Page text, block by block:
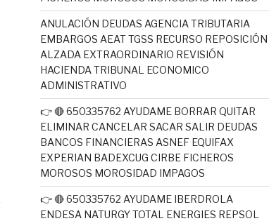
ANULACIÓN DEUDAS AGENCIA TRIBUTARIA
EMBARGOS AEAT TGSS RECURSO REPOSICIÓN
ALZADA EXTRAORDINARIO REVISIÓN
HACIENDA TRIBUNAL ECONOMICO
ADMINISTRATIVO
👉 🔴 650335762 AYUDAME BORRAR QUITAR
ELIMINAR CANCELAR SACAR SALIR DEUDAS
BANCOS FINANCIERAS ASNEF EQUIFAX
EXPERIAN BADEXCUG CIRBE FICHEROS
MOROSOS MOROSIDAD IMPAGOS
👉 🔴 650335762 AYUDAME IBERDROLA
ENDESA NATURGY TOTAL ENERGIES REPSOL